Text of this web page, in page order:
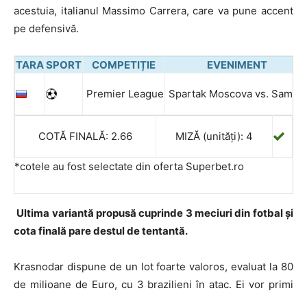
acestuia, italianul Massimo Carrera, care va pune accent
pe defensivă.
TARASPORT COMPETIȚIE EVENIMENT
Premier League Spartak Moscova vs. Samara
COTĂ FINALĂ: 2.66 MIZĂ (unități): 4
*cotele au fost selectate din oferta Superbet.ro
Ultima variantă propusă cuprinde 3 meciuri din fotbal și
cota finală pare destul de tentantă.
Krasnodar dispune de un lot foarte valoros, evaluat la 80
de milioane de Euro, cu 3 brazilieni în atac. Ei vor primi